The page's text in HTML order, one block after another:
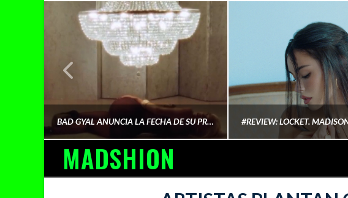
BAD GYAL ANUNCIA LA FECHA DE SU PRÓXIMO ÁLBUM «MÁS CARA»
MADSHION